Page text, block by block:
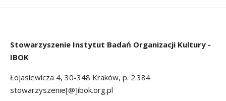
Stowarzyszenie Instytut Badań Organizacji Kultury -
IBOK
Łojasiewicza 4, 30-348 Kraków, p. 2.384
stowarzyszenie[@]ibok.org.pl